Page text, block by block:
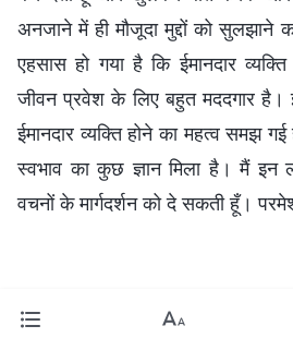
अनजाने में ही मौजूदा मुद्दों को सुलझाने
एहसास हो गया है कि ईमानदार
जीवन प्रवेश के लिए बहुत मददगार
ईमानदार व्यक्ति होने का महत्व समझ
स्वभाव का कुछ ज्ञान मिला है। मैं इन
वचनों के मार्गदर्शन को दे सकती हूँ।